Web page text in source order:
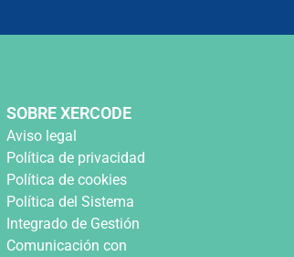
SOBRE XERCODE
Aviso legal
Política de privacidad
Política de cookies
Política del Sistema
Integrado de Gestión
Comunicación con